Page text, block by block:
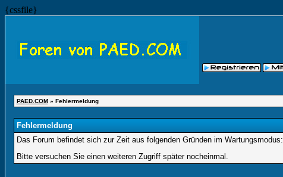
{cssfile}
PAED.COM» Fehlermeldung
Fehlermeldung
Das Forum befindet sich zur Zeit aus folgenden Gründen im Wartungsmodus:
Bitte versuchen Sie einen weiteren Zugriff später nocheinmal.